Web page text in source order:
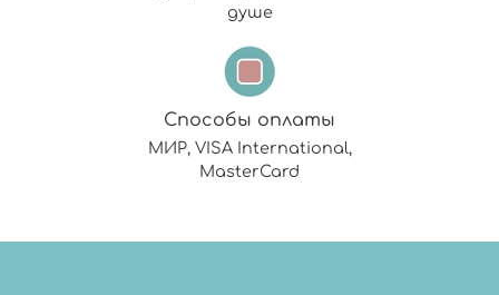
душе
Способы оплаты
МИР, VISA International,
MasterCard